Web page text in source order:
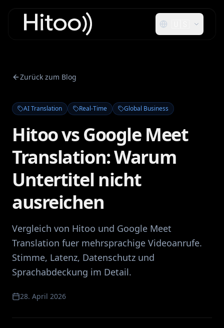
Zurück zum Blog
AI Translation Real-Time Global Business
Hitoo vs Google Meet
Translation: Warum
Untertitel nicht
ausreichen
Vergleich von Hitoo und Google Meet
Translation fuer mehrsprachige Videoanrufe.
Stimme, Latenz, Datenschutz und
Sprachabdeckung im Detail.
28. April 2026